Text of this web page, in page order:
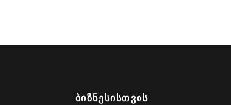
ᲑᲘᲖᲜᲔᲡᲘᲡᲗᲕᲘᲡ